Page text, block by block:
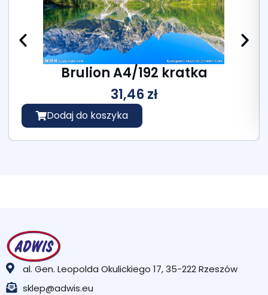
Brulion A4/192 kratka
31,46zł
Dodaj do koszyka
al. Gen. Leopolda Okulickiego 17, 35-222 Rzeszów
sklep@adwis.eu